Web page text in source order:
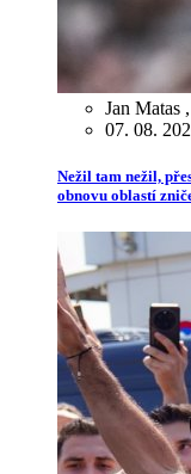
Jan Matas ,
07. 08.
Nežil tam nežil,
obnovu oblastí